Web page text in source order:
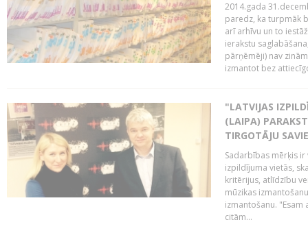
2014.gada
paredz, ka turpmāk
arī arhīvu un to
ierakstu
pārņēmēji) nav
izmantot bez
"LATVIJAS
(LAIPA)
TIRGOTĀJU
Sadarbības mērķis
izpildījuma vietās,
kritērijus, atlīdzību
mūzikas
izmantošanu.
citām...